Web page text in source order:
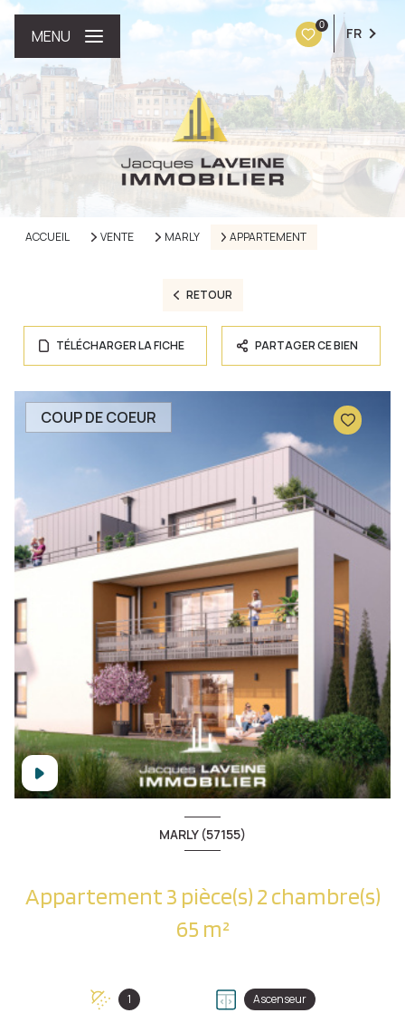
0 FR
MENU
ACCUEIL VENTE MARLY APPARTEMENT
RETOUR
TÉLÉCHARGER LA FICHE PARTAGER CE BIEN
COUP DE COEUR
MARLY (57155)
Appartement 3 pièce(s) 2 chambre(s)
65 m²
1 Ascenseur